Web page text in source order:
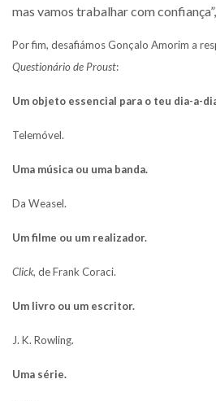
mas vamos trabalhar com
Por fim, desafiámos Gonçalo Amorim a
Questionário de Proust:
Um objeto essencial para o teu dia-a-
Telemóvel.
Uma música ou uma banda.
Da Weasel.
Um filme ou um realizador.
Click, de Frank Coraci.
Um livro ou um escritor.
J. K. Rowling.
Uma série.